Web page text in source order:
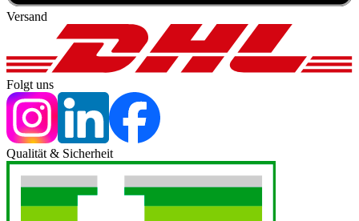
Versand
Folgt uns
Qualität & Sicherheit